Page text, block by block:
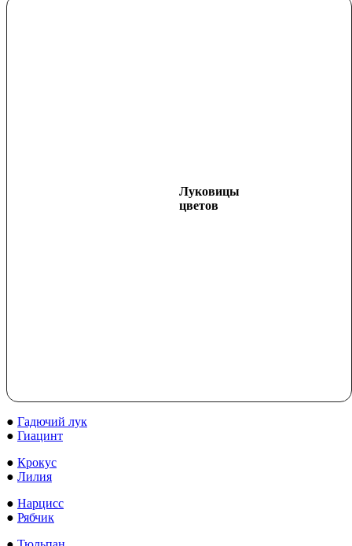
Луковицы
цветов
● Гадючий лук
● Гиацинт
● Крокус
● Лилия
● Нарцисс
● Рябчик